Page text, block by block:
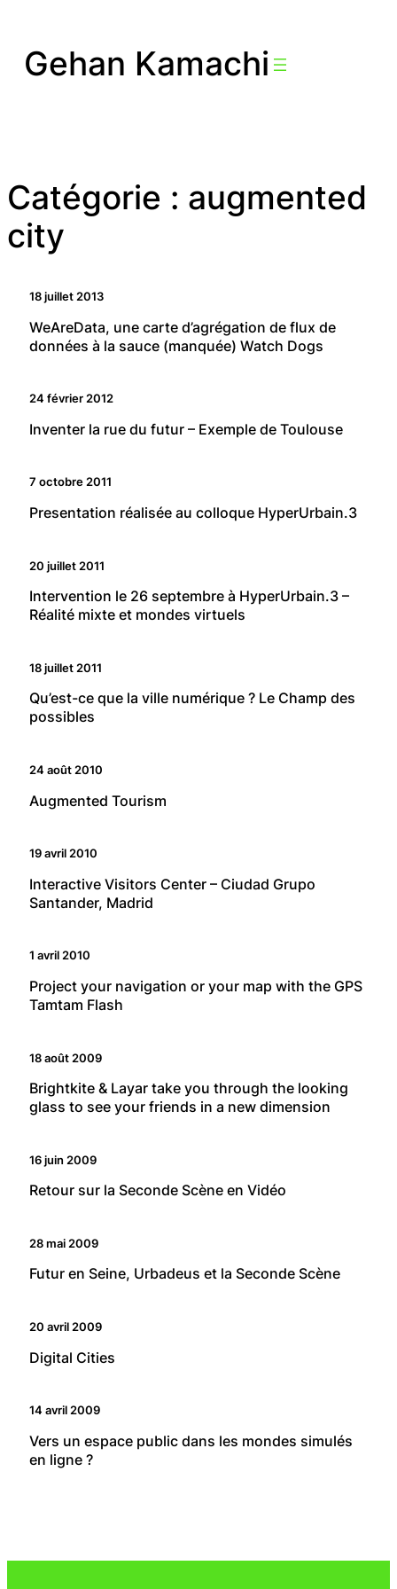
contenu
Gehan Kamachi
Catégorie : augmented
city
18 juillet 2013
WeAreData, une carte d’agrégation de flux de
données à la sauce (manquée) Watch Dogs
24 février 2012
Inventer la rue du futur – Exemple de Toulouse
7 octobre 2011
Presentation réalisée au colloque HyperUrbain.3
20 juillet 2011
Intervention le 26 septembre à HyperUrbain.3 –
Réalité mixte et mondes virtuels
18 juillet 2011
Qu’est-ce que la ville numérique ? Le Champ des
possibles
24 août 2010
Augmented Tourism
19 avril 2010
Interactive Visitors Center – Ciudad Grupo
Santander, Madrid
1 avril 2010
Project your navigation or your map with the GPS
Tamtam Flash
18 août 2009
Brightkite & Layar take you through the looking
glass to see your friends in a new dimension
16 juin 2009
Retour sur la Seconde Scène en Vidéo
28 mai 2009
Futur en Seine, Urbadeus et la Seconde Scène
20 avril 2009
Digital Cities
14 avril 2009
Vers un espace public dans les mondes simulés
en ligne ?